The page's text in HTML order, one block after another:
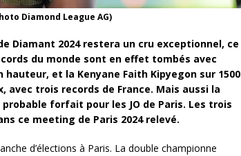
Diamond League AG)
Diamant 2024 restera un cru exceptionnel, ce
du monde sont en effet tombés avec
et la Kenyane Faith Kipyegon sur 1500
avec trois records de France. Mais aussi la
forfait pour les JO de Paris. Les trois
ce meeting de Paris 2024 relevé.
d’élections à Paris. La double championne